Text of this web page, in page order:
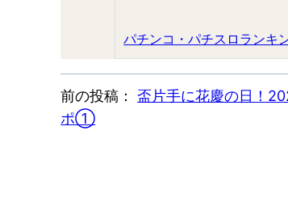
パチンコ・パチスロランキ
前の投稿：
盃片手に花慶の日！
ポ①